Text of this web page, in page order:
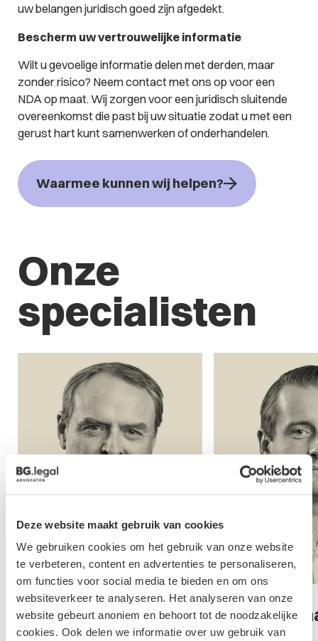
Deze website maakt gebruik van cookies
We gebruiken cookies om het gebruik van onze website
te verbeteren, content en advertenties te personaliseren,
om functies voor social media te bieden en om ons
websiteverkeer te analyseren. Het analyseren van onze
website gebeurt anoniem en behoort tot de noodzakelijke
cookies. Ook delen we informatie over uw gebruik van
uw belangen juridisch goed zijn afgedekt.
Bescherm uw vertrouwelijke informatie
Wilt u gevoelige informatie delen met derden, maar
zonder risico? Neem contact met ons op voor een
NDA op maat. Wij zorgen voor een juridisch sluitende
overeenkomst die past bij uw situatie zodat u met een
gerust hart kunt samenwerken of onderhandelen.
Waarmee kunnen wij helpen?
Onze
specialisten
Tom Oerlemans
Irene de
Schijndel